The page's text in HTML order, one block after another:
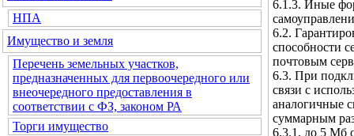
НПА
Имущество и земля
Перечень земельных участков,
предназначенных для первоочередного или
внеочередного предоставления в
соответствии с ФЗ, законом РА
Торги имущество
6.1.3. Иные
6.2.
способности
почтовым
6.3. При
связи с
аналогичные
суммарным
6.3.1. до 5 Мб